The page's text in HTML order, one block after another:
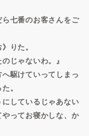
ら七番のお客さんをご
りた。
じゃないわ。』
駆けていってしまっ
。
にしているじゃあない
ってお寝かしな、か